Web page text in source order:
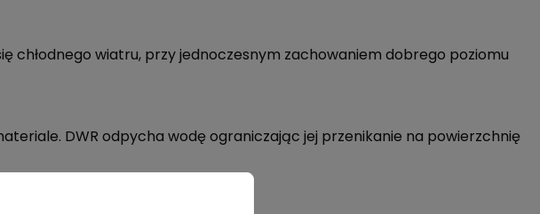
chłodnego wiatru, przy jednoczesnym zachowaniem dobrego poziomu
DWR odpycha wodę ograniczając jej przenikanie na powierzchnię